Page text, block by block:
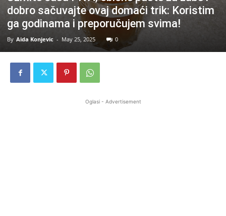
dobro sačuvajte ovaj domaći trik: Koristim
ga godinama i preporučujem svima!
By Aida Konjevic - May 25, 2025 0
Oglasi - Advertisement